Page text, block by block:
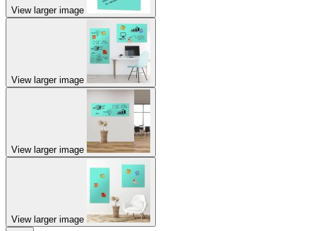
View larger image
View larger image
View larger image
View larger image